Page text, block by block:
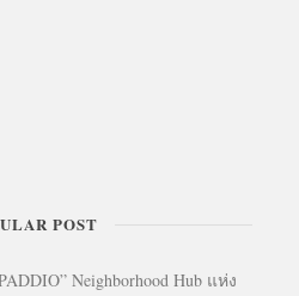
POST
Neighborhood Hub แห่ง